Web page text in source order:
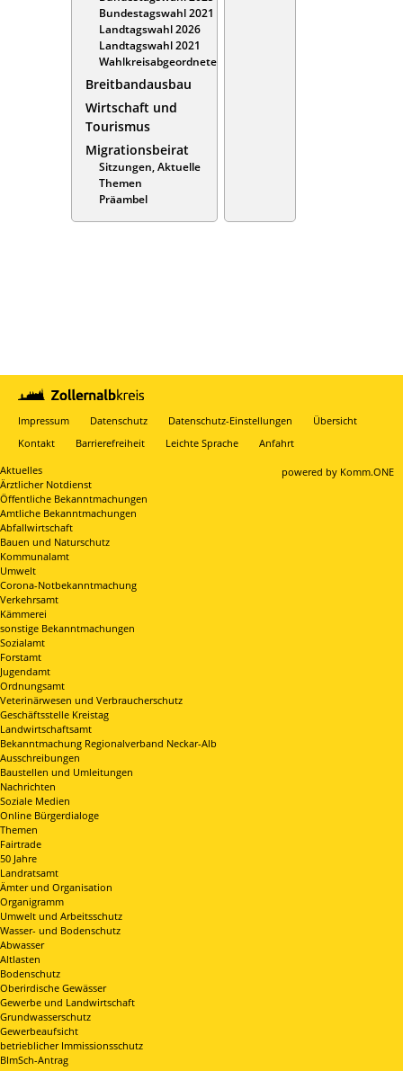
Bundestagswahl 2021
Landtagswahl 2026
Landtagswahl 2021
Wahlkreisabgeordnete
Breitbandausbau
Wirtschaft und
Tourismus
Migrationsbeirat
Sitzungen, Aktuelle
Themen
Präambel
Impressum Datenschutz Datenschutz-Einstellungen
Übersicht
Kontakt
Barrierefreiheit Leichte Sprache Anfahrt
powered by Komm.ONE
Aktuelles
Ärztlicher Notdienst
Öffentliche Bekanntmachungen
Amtliche Bekanntmachungen
Abfallwirtschaft
Bauen und Naturschutz
Kommunalamt
Umwelt
Corona-Notbekanntmachung
Verkehrsamt
Kämmerei
sonstige Bekanntmachungen
Sozialamt
Forstamt
Jugendamt
Ordnungsamt
Veterinärwesen und Verbraucherschutz
Geschäftsstelle Kreistag
Landwirtschaftsamt
Bekanntmachung Regionalverband Neckar-Alb
Ausschreibungen
Baustellen und Umleitungen
Nachrichten
Soziale Medien
Online Bürgerdialoge
Themen
Fairtrade
50 Jahre
Landratsamt
Ämter und Organisation
Organigramm
Umwelt und Arbeitsschutz
Wasser- und Bodenschutz
Abwasser
Altlasten
Bodenschutz
Oberirdische Gewässer
Gewerbe und Landwirtschaft
Grundwasserschutz
Gewerbeaufsicht
betrieblicher Immissionsschutz
BImSch-Antrag